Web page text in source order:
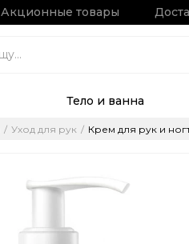
Акционные товары
Тело и ванна
Уход для рук Крем для рук и